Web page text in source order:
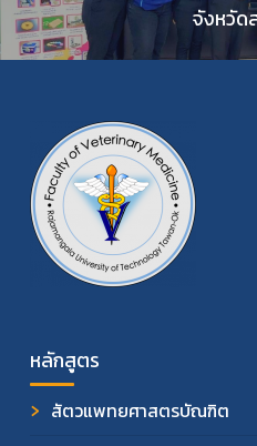
จังหวัด
หลักสูตร
สัตวแพทยศาสตรบัณฑิต